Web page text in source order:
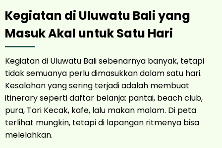
Kegiatan di Uluwatu Bali yang
Masuk Akal untuk Satu Hari
Kegiatan di Uluwatu Bali sebenarnya banyak, tetapi
tidak semuanya perlu dimasukkan dalam satu hari.
Kesalahan yang sering terjadi adalah membuat
itinerary seperti daftar belanja: pantai, beach club,
pura, Tari Kecak, kafe, lalu makan malam. Di peta
terlihat mungkin, tetapi di lapangan ritmenya bisa
melelahkan.